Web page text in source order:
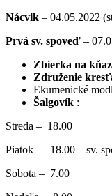
Nácvik – 04.05.2022
Prvá sv. spoveď –
Zbierka na
Združenie
Ekumenické
Šalgovík :
Streda – 18.00
Piatok – 18.00 – sv.
Sobota – 7.00